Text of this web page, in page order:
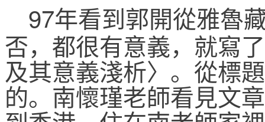
97年看到郭開從雅魯
否，都很有意義，就寫
及其意義淺析〉。從標
的。南懷瑾老師看見文